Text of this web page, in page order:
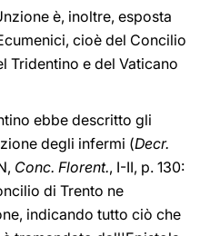
è, inoltre, esposta
cioè del Concilio
Tridentino e del Vaticano
ebbe descritto gli
degli infermi (Decr.
Conc. Florent., I-II, p. 130:
di Trento ne
indicando tutto ciò che